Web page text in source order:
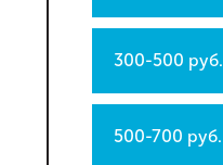
300-500 руб.
500-700 руб.